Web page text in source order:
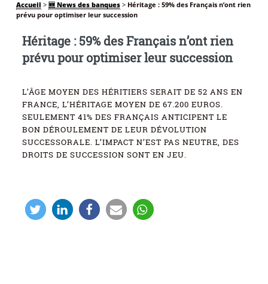
Accueil > 🆕 News des banques> Héritage : 59% des Français n’ont rien
prévu pour optimiser leur succession
Héritage : 59% des Français n’ont rien
prévu pour optimiser leur succession
L’ÂGE MOYEN DES HÉRITIERS SERAIT DE 52 ANS EN
FRANCE, L’HÉRITAGE MOYEN DE 67.200 EUROS.
SEULEMENT 41% DES FRANÇAIS ANTICIPENT LE
BON DÉROULEMENT DE LEUR DÉVOLUTION
SUCCESSORALE. L’IMPACT N’EST PAS NEUTRE, DES
DROITS DE SUCCESSION SONT EN JEU.